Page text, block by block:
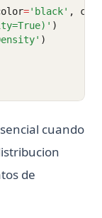
='black' ,
)
)
cuando
de